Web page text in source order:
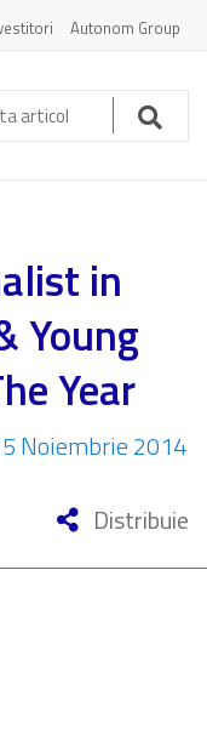
Autonom Group
in
Young
Year
Noiembrie 2014
Distribuie